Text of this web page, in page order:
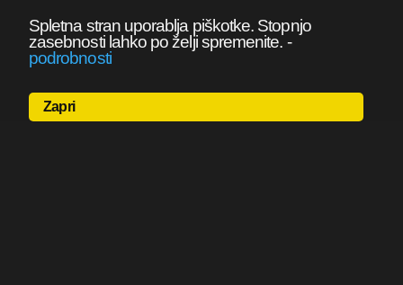
Spletna stran uporablja piškotke. Stopnjo
zasebnosti lahko po želji spremenite. -
podrobnosti
Zapri